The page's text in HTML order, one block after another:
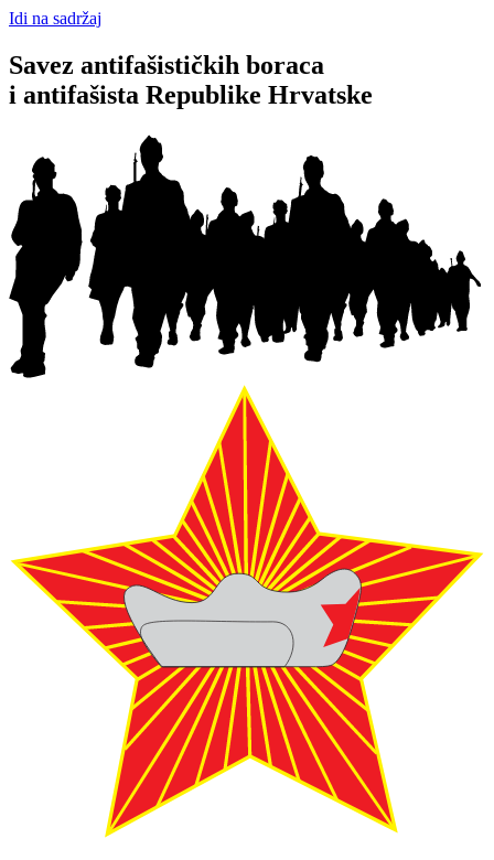
Idi na sadržaj
Savez antifašističkih boraca
i antifašista Republike Hrvatske